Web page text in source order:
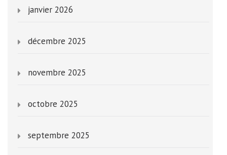
janvier 2026
décembre 2025
novembre 2025
octobre 2025
septembre 2025